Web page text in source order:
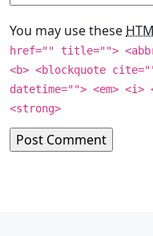
You may use these
href="" title="">
<b> <blockquote
datetime=""> <em>
<strong>